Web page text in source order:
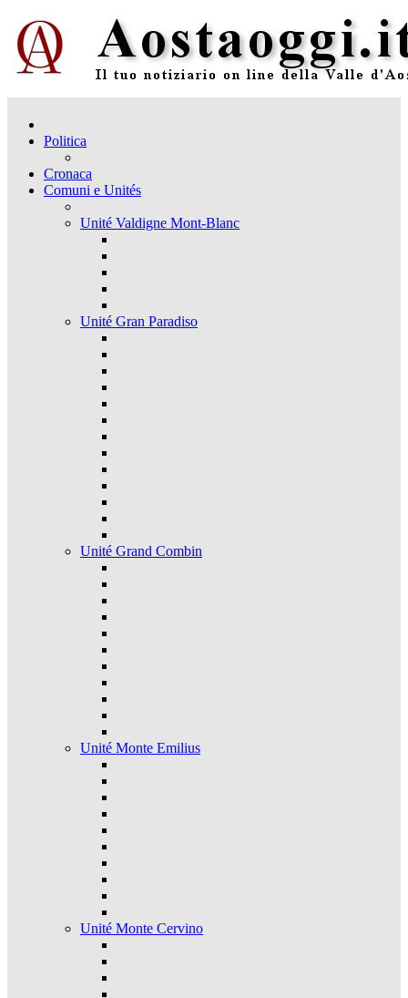
Politica
Cronaca
Comuni e Unités
Unité Valdigne Mont-Blanc
Unité Gran Paradiso
Unité Grand Combin
Unité Monte Emilius
Unité Monte Cervino